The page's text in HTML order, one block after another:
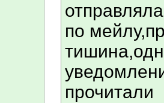
по
прочитали